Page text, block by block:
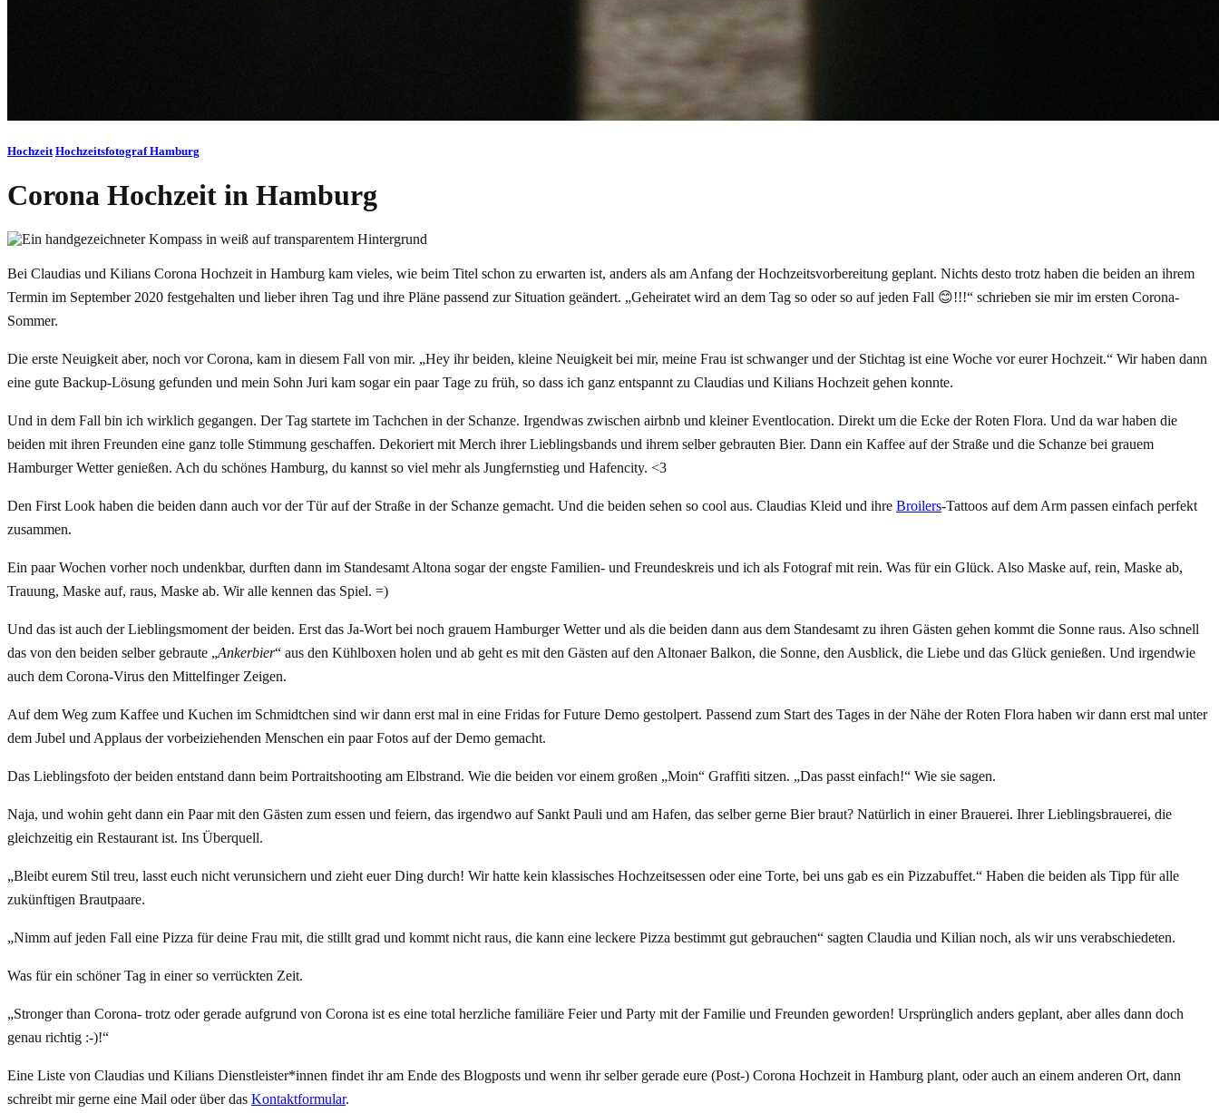
Hochzeit Hochzeitsfotograf Hamburg
Corona Hochzeit in Hamburg
Bei Claudias und Kilians Corona Hochzeit in Hamburg kam vieles, wie beim Titel schon zu erwarten ist, anders als am Anfang der Hochzeitsvorbereitung geplant. Nichts desto trotz haben die beiden an ihrem
Termin im September 2020 festgehalten und lieber ihren Tag und ihre Pläne passend zur Situation geändert. „Geheiratet wird an dem Tag so oder so auf jeden Fall 😊!!!“ schrieben sie mir im ersten Corona-
Sommer.
Die erste Neuigkeit aber, noch vor Corona, kam in diesem Fall von mir. „Hey ihr beiden, kleine Neuigkeit bei mir, meine Frau ist schwanger und der Stichtag ist eine Woche vor eurer Hochzeit.“ Wir haben dann
eine gute Backup-Lösung gefunden und mein Sohn Juri kam sogar ein paar Tage zu früh, so dass ich ganz entspannt zu Claudias und Kilians Hochzeit gehen konnte.
Und in dem Fall bin ich wirklich gegangen. Der Tag startete im Tachchen in der Schanze. Irgendwas zwischen airbnb und kleiner Eventlocation. Direkt um die Ecke der Roten Flora. Und da war haben die
beiden mit ihren Freunden eine ganz tolle Stimmung geschaffen. Dekoriert mit Merch ihrer Lieblingsbands und ihrem selber gebrauten Bier. Dann ein Kaffee auf der Straße und die Schanze bei grauem
Hamburger Wetter genießen. Ach du schönes Hamburg, du kannst so viel mehr als Jungfernstieg und Hafencity. <3
Den First Look haben die beiden dann auch vor der Tür auf der Straße in der Schanze gemacht. Und die beiden sehen so cool aus. Claudias Kleid und ihre Broilers-Tattoos auf dem Arm passen einfach perfekt
zusammen.
Ein paar Wochen vorher noch undenkbar, durften dann im Standesamt Altona sogar der engste Familien- und Freundeskreis und ich als Fotograf mit rein. Was für ein Glück. Also Maske auf, rein, Maske ab,
Trauung, Maske auf, raus, Maske ab. Wir alle kennen das Spiel. =)
Und das ist auch der Lieblingsmoment der beiden. Erst das Ja-Wort bei noch grauem Hamburger Wetter und als die beiden dann aus dem Standesamt zu ihren Gästen gehen kommt die Sonne raus. Also schnell
das von den beiden selber gebraute „Ankerbier“ aus den Kühlboxen holen und ab geht es mit den Gästen auf den Altonaer Balkon, die Sonne, den Ausblick, die Liebe und das Glück genießen. Und irgendwie
auch dem Corona-Virus den Mittelfinger Zeigen.
Auf dem Weg zum Kaffee und Kuchen im Schmidtchen sind wir dann erst mal in eine Fridas for Future Demo gestolpert. Passend zum Start des Tages in der Nähe der Roten Flora haben wir dann erst mal unter
dem Jubel und Applaus der vorbeiziehenden Menschen ein paar Fotos auf der Demo gemacht.
Das Lieblingsfoto der beiden entstand dann beim Portraitshooting am Elbstrand. Wie die beiden vor einem großen „Moin“ Graffiti sitzen. „Das passt einfach!“ Wie sie sagen.
Naja, und wohin geht dann ein Paar mit den Gästen zum essen und feiern, das irgendwo auf Sankt Pauli und am Hafen, das selber gerne Bier braut? Natürlich in einer Brauerei. Ihrer Lieblingsbrauerei, die
gleichzeitig ein Restaurant ist. Ins Überquell.
„Bleibt eurem Stil treu, lasst euch nicht verunsichern und zieht euer Ding durch! Wir hatte kein klassisches Hochzeitsessen oder eine Torte, bei uns gab es ein Pizzabuffet.“ Haben die beiden als Tipp für alle
zukünftigen Brautpaare.
„Nimm auf jeden Fall eine Pizza für deine Frau mit, die stillt grad und kommt nicht raus, die kann eine leckere Pizza bestimmt gut gebrauchen“ sagten Claudia und Kilian noch, als wir uns verabschiedeten.
Was für ein schöner Tag in einer so verrückten Zeit.
„Stronger than Corona- trotz oder gerade aufgrund von Corona ist es eine total herzliche familiäre Feier und Party mit der Familie und Freunden geworden! Ursprünglich anders geplant, aber alles dann doch
genau richtig :-)!“
Eine Liste von Claudias und Kilians Dienstleister*innen findet ihr am Ende des Blogposts und wenn ihr selber gerade eure (Post-) Corona Hochzeit in Hamburg plant, oder auch an einem anderen Ort, dann
schreibt mir gerne eine Mail oder über das Kontaktformular.